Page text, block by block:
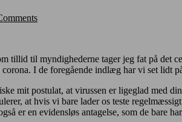
tillid til myndighederne tager jeg fat på det
I de foregående indlæg har vi set lidt
mit postulat, at virussen er ligeglad med
at hvis vi bare lader os teste
er en evidensløs antagelse, som de bare